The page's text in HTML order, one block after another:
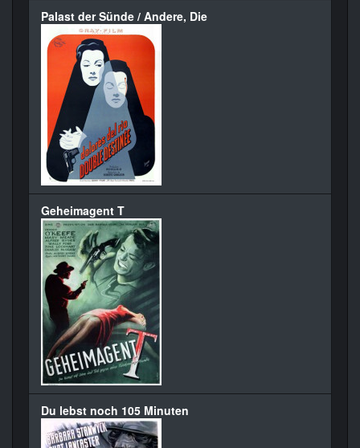
Palast der Sünde / Andere, Die
Geheimagent T
Du lebst noch 105 Minuten